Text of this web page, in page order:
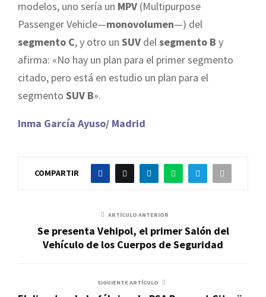
modelos, uno sería un MPV (Multipurpose
Passenger Vehicle—monovolumen—) del
segmento C, y otro un SUV delsegmento B y
afirma: «No hay un plan para el primer segmento
citado, pero está en estudio un plan para el
segmento SUV B».
Inma García Ayuso/ Madrid
COMPARTIR
ARTÍCULO ANTERIOR
Se presenta Vehipol, el primer Salón del
Vehículo de los Cuerpos de Seguridad
SIGUIENTE ARTÍCULO